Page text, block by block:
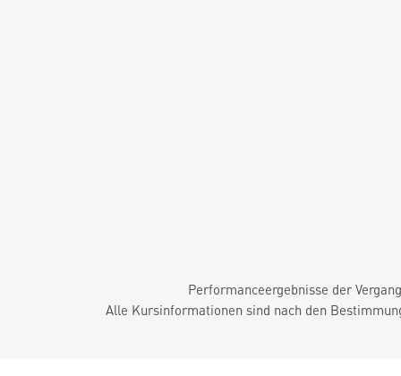
Performanceergebnisse der
Alle Kursinformationen sind nach den